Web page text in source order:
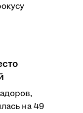
на 49